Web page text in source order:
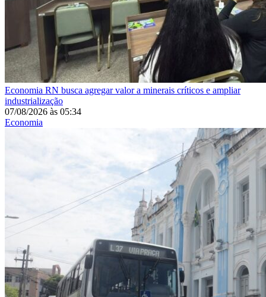
Economia RN busca agregar valor a minerais críticos e ampliar
industrialização
07/08/2026 às 05:34
Economia